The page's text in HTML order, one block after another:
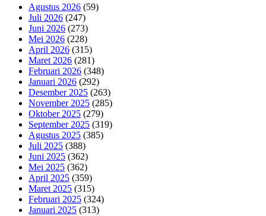
Agustus 2026 (59)
Juli 2026 (247)
Juni 2026 (273)
Mei 2026 (228)
April 2026 (315)
Maret 2026 (281)
Februari 2026 (348)
Januari 2026 (292)
Desember 2025 (263)
November 2025 (285)
Oktober 2025 (279)
September 2025 (319)
Agustus 2025 (385)
Juli 2025 (388)
Juni 2025 (362)
Mei 2025 (362)
April 2025 (359)
Maret 2025 (315)
Februari 2025 (324)
Januari 2025 (313)